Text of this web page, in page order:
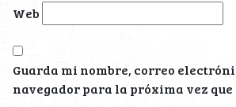
Web
Guarda mi nombre, correo
navegador para la próxima vez que